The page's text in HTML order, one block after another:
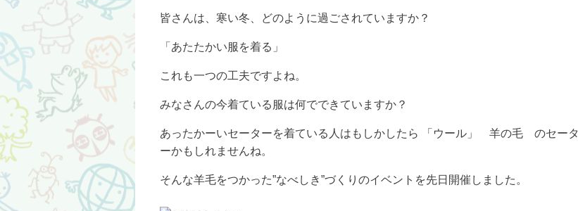
皆さんは、寒い冬、どのように過ごされていますか？
「あたたかい服を着る」
これも一つの工夫ですよね。
みなさんの今着ている服は何でできていますか？
あったかーいセーターを着ている人はもしかしたら 「ウール」 羊の毛 のセータ
ーかもしれませんね。
そんな羊毛をつかった”なべしき”づくりのイベントを先日開催しました。